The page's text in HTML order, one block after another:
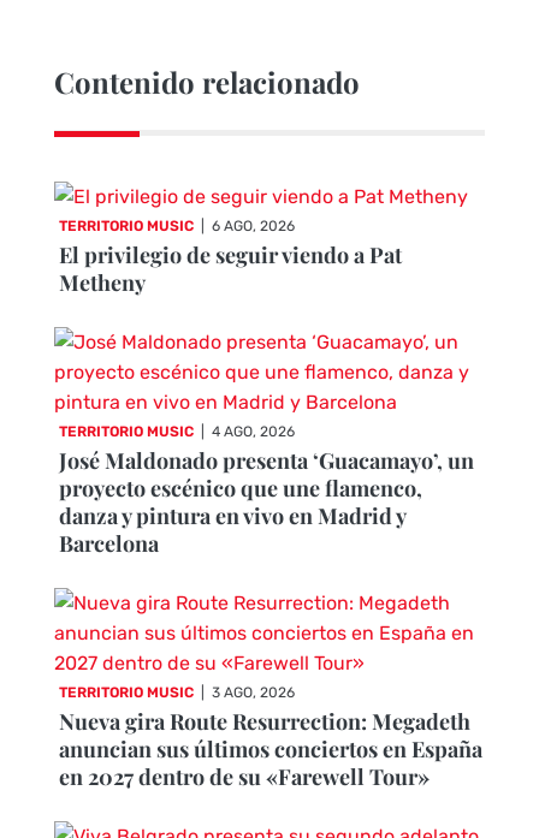
Contenido relacionado
TERRITORIO MUSIC 6 AGO, 2026
El privilegio de seguir viendo a Pat
Metheny
TERRITORIO MUSIC 4 AGO, 2026
José Maldonado presenta ‘Guacamayo’, un
proyecto escénico que une flamenco,
danza y pintura en vivo en Madrid y
Barcelona
TERRITORIO MUSIC 3 AGO, 2026
Nueva gira Route Resurrection: Megadeth
anuncian sus últimos conciertos en España
en 2027 dentro de su «Farewell Tour»